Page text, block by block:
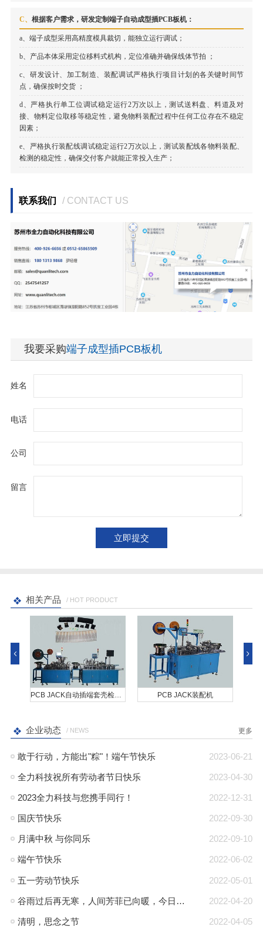
C、 根据客户需求，研发定制端子自动成型插PCB板机：
a、 端子成型采用高精度模具裁切，能独立运行调试；
b、 产品本体采用定位移料式机构，定位准确并确保线体节拍 ；
c、研发设计、加工制造、装配调试严格执行项目计划的各关键时间节
点，确保按时交货；
d、 严格执行单工位调试稳定运行2万次以上，测试送料盘、料道及对
接、物料定位取移等稳定性，避免物料装配过程中任何工位存在不稳定
因素；
e、 严格执行装配线调试稳定运行2万次以上，测试装配线各物料装配、
检测的稳定性，确保交付客户就能正常投入生产；
联系我们 / CONTACT US
我要采购端子成型插PCB板机
姓名
电话
公司
留言
相关产品 / HOT PRODUCT
PCB JACK自动插端套壳检测生产线 PCB JACK装配机
企业动态 / NEWS 更多
2023-06-21
敢于行动，方能出"粽"！端午节快乐
2023-04-30
全力科技祝所有劳动者节日快乐
2022-12-31
2023全力科技与您携手同行！
2022-09-30
国庆节快乐
2022-09-10
月满中秋 与你同乐
2022-06-02
端午节快乐
2022-05-01
五一劳动节快乐
2022-04-20
谷雨过后再无寒，人间芳菲已向暖，今日谷雨
2022-04-05
清明，思念之节